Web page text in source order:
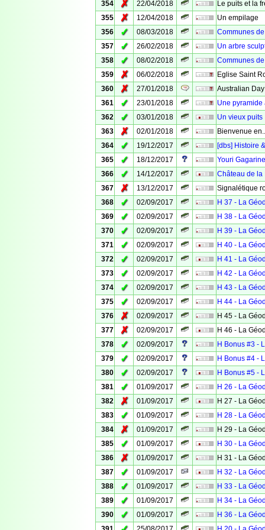
354
✗ 22/04/2018
Le puits et la
355
✗ 12/04/2018
Un empilage
356
✓ 08/03/2018
Communes
357
✓ 26/02/2018
Un arbre
358
✓ 08/02/2018
Communes
359
✗ 06/02/2018
Eglise Saint
360
✗ 27/01/2018
Australian
361
✓ 23/01/2018
Une pyramide
362
✓ 03/01/2018
Un vieux puits
363
✗ 02/01/2018
Bienvenue
364
✓ 19/12/2017
[dbs] Histoire
365
✓ 18/12/2017
Youri Gagarine
366
✓ 14/12/2017
Château de la
367
✗ 13/12/2017
Signalétique
368
✓ 02/09/2017
H 37 - La
369
✓ 02/09/2017
H 38 - La
370
✓ 02/09/2017
H 39 - La
371
✓ 02/09/2017
H 40 - La
372
✓ 02/09/2017
H 41 - La
373
✓ 02/09/2017
H 42 - La
374
✓ 02/09/2017
H 43 - La
375
✓ 02/09/2017
H 44 - La
376
✗ 02/09/2017
H 45 - La
377
✗ 02/09/2017
H 46 - La
378
✓ 02/09/2017
H Bonus #3 -
379
✓ 02/09/2017
H Bonus #4 -
380
✓ 02/09/2017
H Bonus #5 -
381
✓ 01/09/2017
H 26 - La
382
✗ 01/09/2017
H 27 - La
383
✓ 01/09/2017
H 28 - La
384
✗ 01/09/2017
H 29 - La
385
✓ 01/09/2017
H 30 - La
386
✗ 01/09/2017
H 31 - La
387
✓ 01/09/2017
H 32 - La
388
✓ 01/09/2017
H 33 - La
389
✓ 01/09/2017
H 34 - La
390
✓ 01/09/2017
H 36 - La